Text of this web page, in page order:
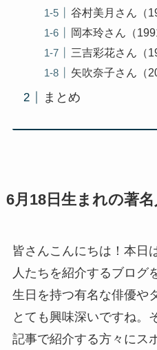
谷村美月さん（
岡本玲さん（
三吉彩花さん（
矢吹奈子さん（
まとめ
6月18日生まれの著
皆さんこんにちは！本日
人たちを紹介するブログ
生日を持つ有名な俳優や
とても興味深いですね。
記事で紹介する方々にス